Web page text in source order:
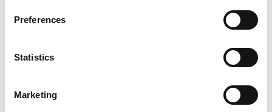
Preferences
Statistics
Marketing